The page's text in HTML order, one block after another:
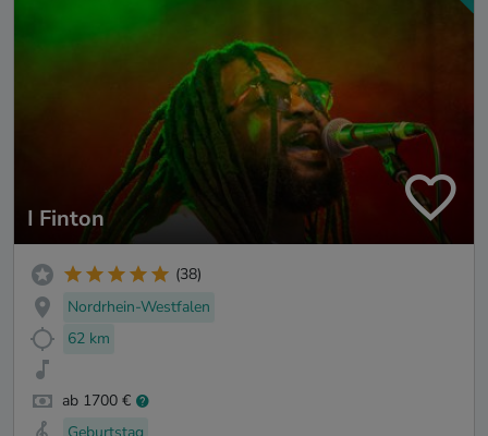
I Finton
(38)
Nordrhein-Westfalen
62 km
ab 1700 €